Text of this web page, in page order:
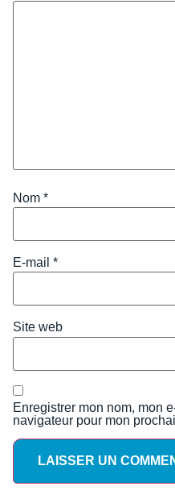
Nom *
E-mail *
Site web
Enregistrer mon nom, mon
navigateur pour mon